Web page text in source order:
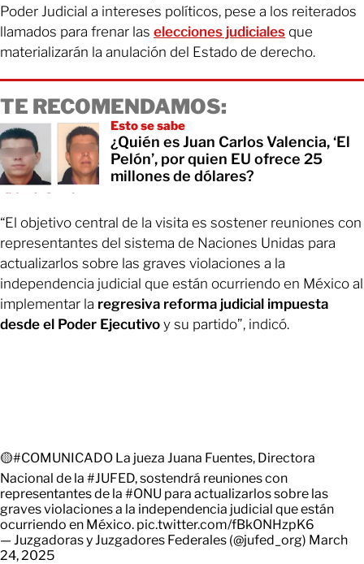
Poder Judicial a intereses políticos, pese a los reiterados
llamados para frenar las elecciones judiciales que
materializarán la anulación del Estado de derecho.
TE RECOMENDAMOS:
Esto se sabe
¿Quién es Juan Carlos Valencia, ‘El
Pelón’, por quien EU ofrece 25
millones de dólares?
“El objetivo central de la visita es sostener reuniones con
representantes del sistema de Naciones Unidas para
actualizarlos sobre las graves violaciones a la
independencia judicial que están ocurriendo en México al
implementar la regresiva reforma judicial impuesta
desde el Poder Ejecutivo y su partido”, indicó.
🟡#COMUNICADO La jueza Juana Fuentes, Directora
Nacional de la #JUFED, sostendrá reuniones con
representantes de la #ONU para actualizarlos sobre las
graves violaciones a la independencia judicial que están
ocurriendo en México. pic.twitter.com/fBkONHzpK6
— Juzgadoras y Juzgadores Federales (@jufed_org) March
24, 2025